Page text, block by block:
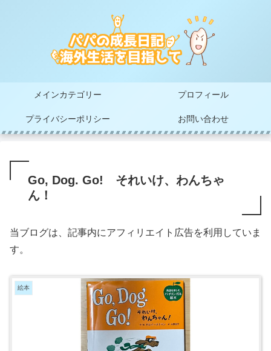
メインカテゴリー プロフィール
プライバシーポリシー お問い合わせ
Go, Dog. Go! それいけ、わんちゃ
ん！
当ブログは、記事内にアフィリエイト広告を利用していま
す。
絵本